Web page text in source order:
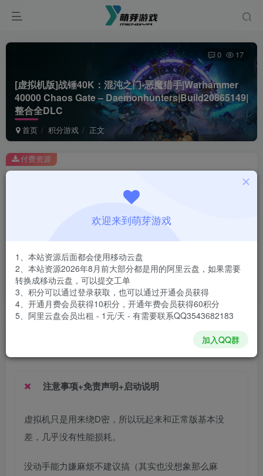
[虚拟机版]战锤40K：混沌之门-恶魔猎手|Warhammer
40000 Chaos Gate – Daemonhunters|Build20865149|
整合全DLC
首页 积分游戏 正文
0 17
此内容为付费资源，请付费后查看
1积分
安装包大小
14.4 GB
游戏本体大小
付费资源
关注 私信
注意事项+免责声明+启动说明
虚拟机只是用来绕D密，所以玩起来和正常版基本没
差，几乎没有性能损耗。
没动手能力嫌麻烦不建议搞（其实也没想象那么麻
欢迎来到萌芽游戏
1、本站资源后面都会使用移动云盘
2、本站资源2026年8月前大部分都是用的阿里云盘，如果需要
转换成移动云盘，可以提交工单
3、积分可以通过登录获取，也可以通过开通会员获得
4、开通月费会员获得10积分，开通年费会员获得60积分
5、阿里云盘会员出租 - 1元/天 - 有需要联系QQ3543682183
加入QQ群